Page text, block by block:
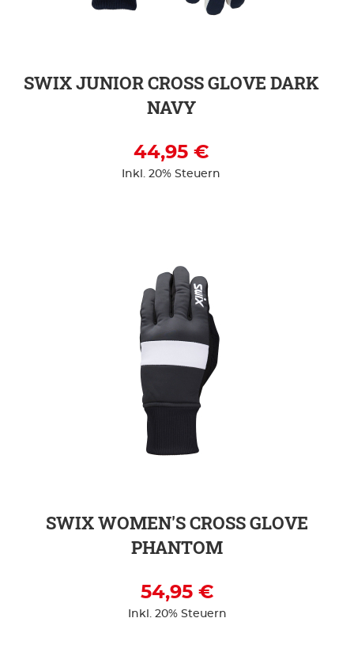
SWIX JUNIOR CROSS GLOVE DARK
NAVY
44,95 €
Inkl. 20% Steuern
SWIX WOMEN'S CROSS GLOVE
PHANTOM
54,95 €
Inkl. 20% Steuern
ZUR DETAILSEITE